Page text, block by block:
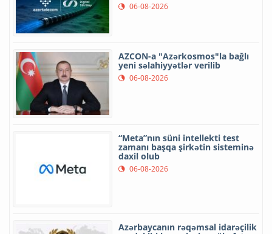
06-08-2026
AZCON-a "Azərkosmos"la bağlı
yeni səlahiyyətlər verilib
06-08-2026
“Meta”nın süni intellekti test
zamanı başqa şirkətin sisteminə
daxil olub
06-08-2026
Azərbaycanın rəqəmsal idarəçilik